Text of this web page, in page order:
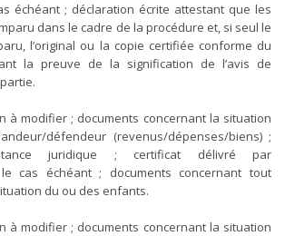
échéant ; déclaration écrite attestant que les
dans le cadre de la procédure et, si seul le
l’original ou la copie certifiée conforme du
la preuve de la signification de l’avis de
à modifier ; documents concernant la situation
défendeur (revenus/dépenses/biens) ;
juridique ; certificat délivré par
le cas échéant ; documents concernant tout
du ou des enfants.
à modifier ; documents concernant la situation